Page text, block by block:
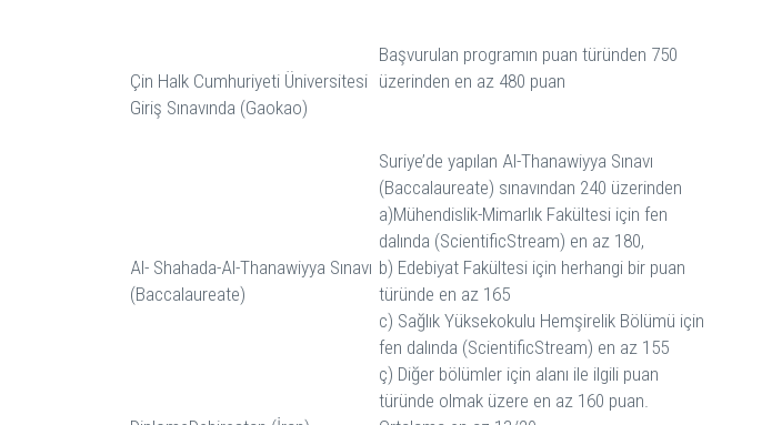
Çin Halk Cumhuriyeti Üniversitesi
Giriş Sınavında (Gaokao)
Başvurulan programın puan türünden 750
üzerinden en az 480 puan
Al- Shahada-Al-Thanawiyya Sınavı
(Baccalaureate)
Suriye’de yapılan Al-Thanawiyya Sınavı
(Baccalaureate) sınavından 240 üzerinden
a)Mühendislik-Mimarlık Fakültesi için fen
dalında (ScientificStream) en az 180,
b) Edebiyat Fakültesi için herhangi bir puan
türünde en az 165
c) Sağlık Yüksekokulu Hemşirelik Bölümü için
fen dalında (ScientificStream) en az 155
ç) Diğer bölümler için alanı ile ilgili puan
türünde olmak üzere en az 160 puan.